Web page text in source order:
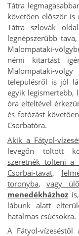
Tátra
követően először is
Tátra szlovák
legnépszerűbb
Malompataki-
némi kitartást
Malompataki-
településről is jól
egyik legismertebb,
óra elteltével
és fotózást
Csorbatóra.
Akik a Fátyol-
levegőn töltött
szeretnék tölteni a
Csorbai-tavat,
toronyba, vagy
menedékházhoz
lábunk alatt
hatalmas csúcsokra.
A Fátyol-vízeséstől